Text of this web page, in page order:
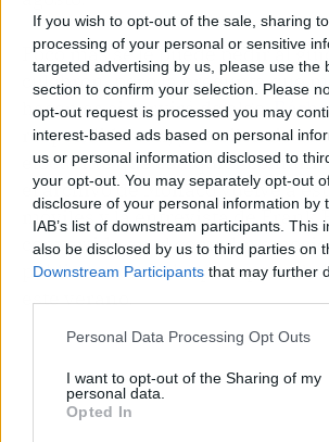
If you wish to opt-out of the sale, sharing
processing of your personal or sensitive
targeted advertising by us, please use the
section to confirm your selection. Please
opt-out request is processed you may
interest-based ads based on personal
us or personal information disclosed to
your opt-out. You may separately opt-out
disclosure of your personal information by
IAB’s list of downstream participants. This
also be disclosed by us to third parties on
Downstream Participants that may further
Personal Data Processing Opt Outs
I want to opt-out of the Sharing of my
personal data.
Opted In
Poco más se le puede pedir al
culebrón, pero la pregunta que
hacen es si servirá de algo.
respondido aún, y su silencio es
elocuente que cualquier
el archivo de Mónaco vuelve a
móviles y la entrevista de Frank
convertido en el comodín
público necesitaba para ponerle
este verano.